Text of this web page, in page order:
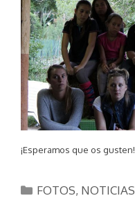
¡Esperamos que os gusten!
Categorías
FOTOS, NOTICIAS